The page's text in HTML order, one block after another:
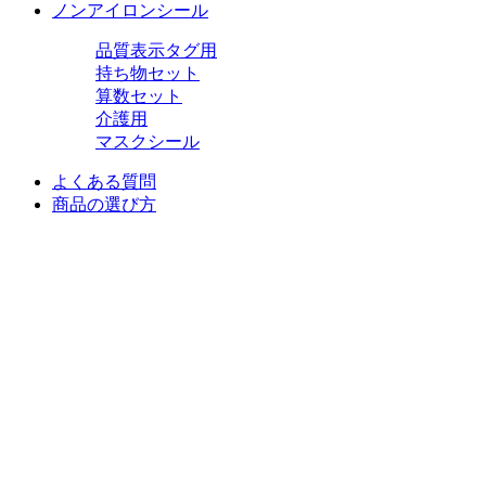
ノンアイロンシール
品質表示タグ用
持ち物セット
算数セット
介護用
マスクシール
よくある質問
商品の選び方